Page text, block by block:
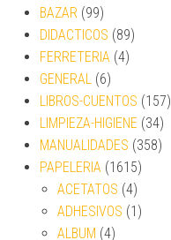
BAZAR (99)
DIDACTICOS (89)
FERRETERIA (4)
GENERAL (6)
LIBROS-CUENTOS (157)
LIMPIEZA-HIGIENE (34)
MANUALIDADES (358)
PAPELERIA (1615)
ACETATOS (4)
ADHESIVOS (1)
ALBUM (4)